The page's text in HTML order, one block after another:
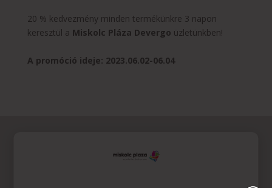
20 % kedvezmény minden termékünkre 3 napon
keresztül a Miskolc Pláza Devergo üzletünkben!
A promóció ideje: 2023.06.02-06.04